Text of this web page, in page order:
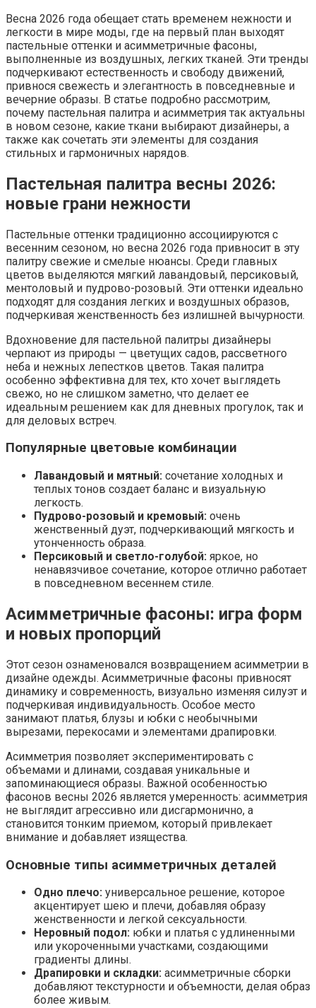
Весна 2026 года обещает стать временем нежности и
легкости в мире моды, где на первый план выходят
пастельные оттенки и асимметричные фасоны,
выполненные из воздушных, легких тканей. Эти тренды
подчеркивают естественность и свободу движений,
привнося свежесть и элегантность в повседневные и
вечерние образы. В статье подробно рассмотрим,
почему пастельная палитра и асимметрия так актуальны
в новом сезоне, какие ткани выбирают дизайнеры, а
также как сочетать эти элементы для создания
стильных и гармоничных нарядов.
Пастельная палитра весны 2026:
новые грани нежности
Пастельные оттенки традиционно ассоциируются с
весенним сезоном, но весна 2026 года привносит в эту
палитру свежие и смелые нюансы. Среди главных
цветов выделяются мягкий лавандовый, персиковый,
ментоловый и пудрово-розовый. Эти оттенки идеально
подходят для создания легких и воздушных образов,
подчеркивая женственность без излишней вычурности.
Вдохновение для пастельной палитры дизайнеры
черпают из природы — цветущих садов, рассветного
неба и нежных лепестков цветов. Такая палитра
особенно эффективна для тех, кто хочет выглядеть
свежо, но не слишком заметно, что делает ее
идеальным решением как для дневных прогулок, так и
для деловых встреч.
Популярные цветовые комбинации
Лавандовый и мятный: сочетание холодных и
теплых тонов создает баланс и визуальную
легкость.
Пудрово-розовый и кремовый: очень
женственный дуэт, подчеркивающий мягкость и
утонченность образа.
Персиковый и светло-голубой: яркое, но
ненавязчивое сочетание, которое отлично работает
в повседневном весеннем стиле.
Асимметричные фасоны: игра форм
и новых пропорций
Этот сезон ознаменовался возвращением асимметрии в
дизайне одежды. Асимметричные фасоны привносят
динамику и современность, визуально изменяя силуэт и
подчеркивая индивидуальность. Особое место
занимают платья, блузы и юбки с необычными
вырезами, перекосами и элементами драпировки.
Асимметрия позволяет экспериментировать с
объемами и длинами, создавая уникальные и
запоминающиеся образы. Важной особенностью
фасонов весны 2026 является умеренность: асимметрия
не выглядит агрессивно или дисгармонично, а
становится тонким приемом, который привлекает
внимание и добавляет изящества.
Основные типы асимметричных деталей
Одно плечо: универсальное решение, которое
акцентирует шею и плечи, добавляя образу
женственности и легкой сексуальности.
Неровный подол: юбки и платья с удлиненными
или укороченными участками, создающими
градиенты длины.
Драпировки и складки: асимметричные сборки
добавляют текстурности и объемности, делая образ
более живым.